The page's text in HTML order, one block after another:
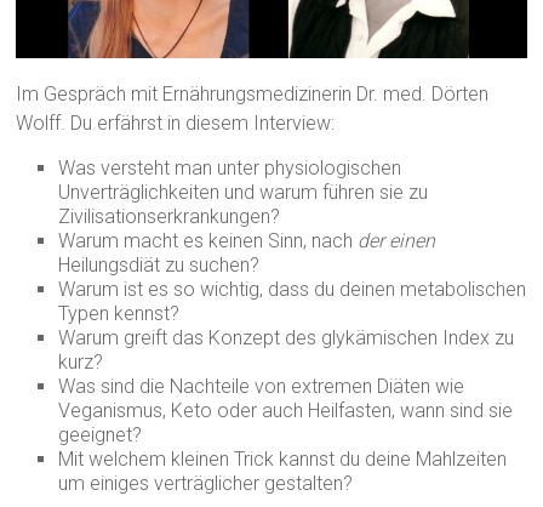
Im Gespräch mit Ernährungsmedizinerin Dr. med. Dörten
Wolff. Du erfährst in diesem Interview:
Was versteht man unter physiologischen
Unverträglichkeiten und warum führen sie zu
Zivilisationserkrankungen?
Warum macht es keinen Sinn, nach der einen
Heilungsdiät zu suchen?
Warum ist es so wichtig, dass du deinen metabolischen
Typen kennst?
Warum greift das Konzept des glykämischen Index zu
kurz?
Was sind die Nachteile von extremen Diäten wie
Veganismus, Keto oder auch Heilfasten, wann sind sie
geeignet?
Mit welchem kleinen Trick kannst du deine Mahlzeiten
um einiges verträglicher gestalten?